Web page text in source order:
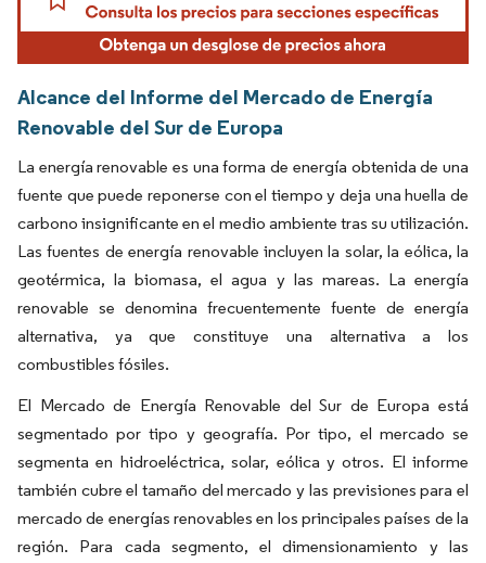
Alcance del Informe del Mercado de Energía
Renovable del Sur de Europa
La energía renovable es una forma de energía obtenida de una
fuente que puede reponerse con el tiempo y deja una huella de
carbono insignificante en el medio ambiente tras su utilización.
Las fuentes de energía renovable incluyen la solar, la eólica, la
geotérmica, la biomasa, el agua y las mareas. La energía
renovable se denomina frecuentemente fuente de energía
alternativa, ya que constituye una alternativa a los
combustibles fósiles.
El Mercado de Energía Renovable del Sur de Europa está
segmentado por tipo y geografía. Por tipo, el mercado se
segmenta en hidroeléctrica, solar, eólica y otros. El informe
también cubre el tamaño del mercado y las previsiones para el
mercado de energías renovables en los principales países de la
región. Para cada segmento, el dimensionamiento y las